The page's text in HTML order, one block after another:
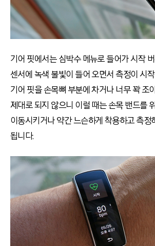
기어 핏에서는 심박수 메뉴로 들어가 시작
센서에 녹색 불빛이 들어 오면서 측정이 시
기어 핏을 손목뼈 부분에 차거나 너무 꽉 조
제대로 되지 않으니 이럴 때는 손목 밴드를
이동시키거나 약간 느슨하게 착용하고 측정
됩니다.